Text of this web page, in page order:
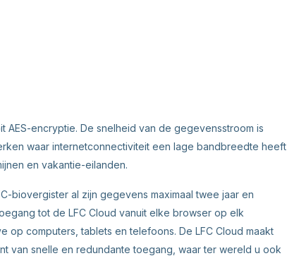
encryptie. De snelheid van de gegevensstroom is
waar internetconnectiviteit een lage bandbreedte heeft
en vakantie-eilanden.
biovergister al zijn gegevens maximaal twee jaar en
tot de LFC Cloud vanuit elke browser op elk
op computers, tablets en telefoons. De LFC Cloud maakt
van snelle en redundante toegang, waar ter wereld u ook